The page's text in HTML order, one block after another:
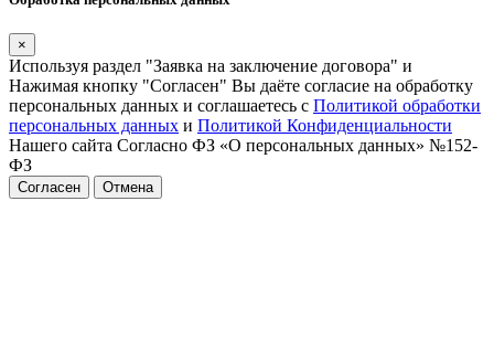
×
Используя раздел "Заявка на заключение договора" и
Нажимая кнопку "Согласен" Вы даёте согласие на обработку
персональных данных и соглашаетесь с Политикой обработки
персональных данных и Политикой Конфиденциальности
Нашего сайта Согласно ФЗ «О персональных данных» №152-
ФЗ
Согласен Отмена